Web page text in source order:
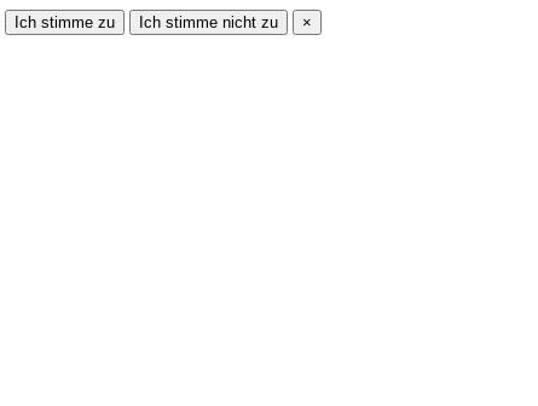
Ich stimme zu Ich stimme nicht zu ×